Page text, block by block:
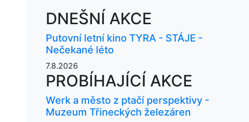
DNEŠNÍ AKCE
Putovní letní kino TYRA - STÁJE -
Nečekané léto
7.8.2026
PROBÍHAJÍCÍ AKCE
Werk a město z ptačí perspektivy -
Muzeum Třineckých železáren